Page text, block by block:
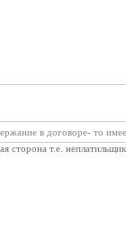
в договоре- то
сторона т.е.